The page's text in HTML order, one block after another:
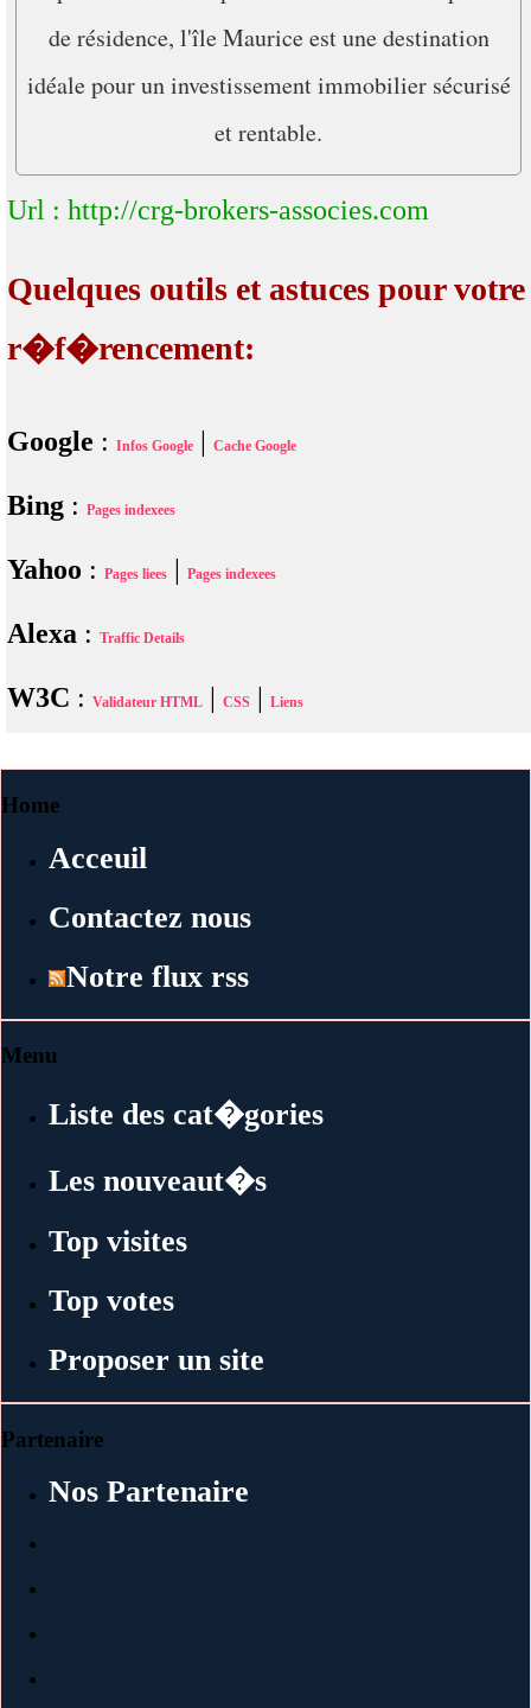
de résidence, l'île Maurice est une destination
idéale pour un investissement immobilier sécurisé
et rentable.
Url : http://crg-brokers-associes.com
Quelques outils et astuces pour votre
r�f�rencement:
Google : Infos Google Cache Google
Bing : Pages indexees
Yahoo : Pages liees Pages indexees
Alexa : Traffic Details
W3C : Validateur HTML CSS Liens
Home
Acceuil
Contactez nous
Notre flux rss
Menu
Liste des cat�gories
Les nouveaut�s
Top visites
Top votes
Proposer un site
Partenaire
Nos Partenaire